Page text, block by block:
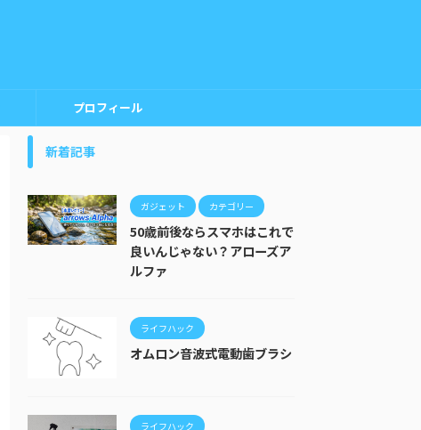
プロフィール
新着記事
ガジェット カテゴリー
50歳前後ならスマホはこれで
良いんじゃない？アローズア
ルファ
ライフハック
オムロン音波式電動歯ブラシ
ライフハック